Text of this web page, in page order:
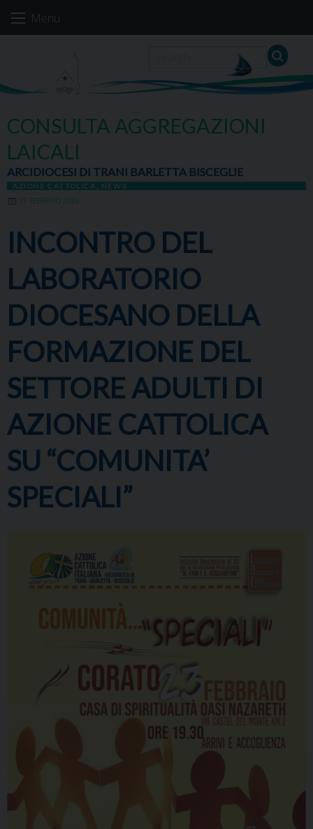
Menu
CONSULTA AGGREGAZIONI
LAICALI
ARCIDIOCESI DI TRANI BARLETTA BISCEGLIE
AZIONE CATTOLICA NEWS
17 FEBBRAIO 2026
INCONTRO DEL
LABORATORIO
DIOCESANO DELLA
FORMAZIONE DEL
SETTORE ADULTI DI
AZIONE CATTOLICA
SU “COMUNITA’
SPECIALI”